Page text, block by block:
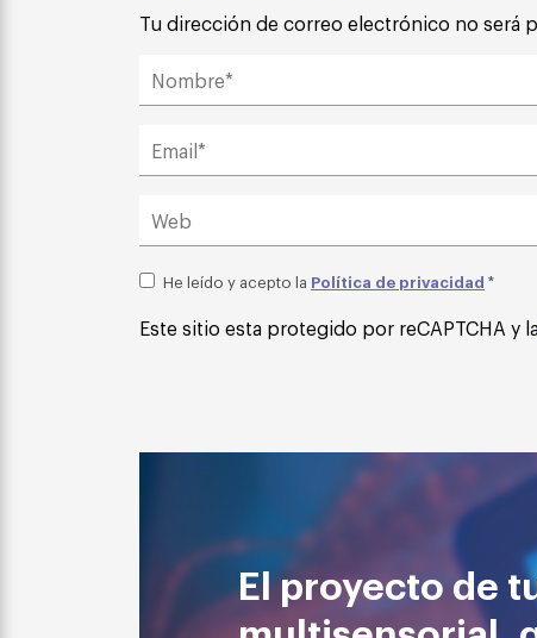
Tu dirección de correo electrónico no será
He leído y acepto la Política de privacidad *
Este sitio esta protegido por reCAPTCHA y la
El proyecto de